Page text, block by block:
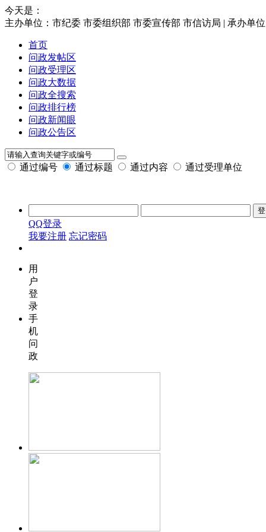
今天是：
主办单位：市纪委 市委组织部 市委宣传部 市信访局 | 承办单
首页
问政发帖区
问政受理区
问政大数据
问政全搜索
问政排行榜
问政新闻眼
问政公告区
通过编号 通过标题 通过内容 通过受理单位
QQ登录
我要注册 忘记密码
用
户
登
录
手
机
问
政